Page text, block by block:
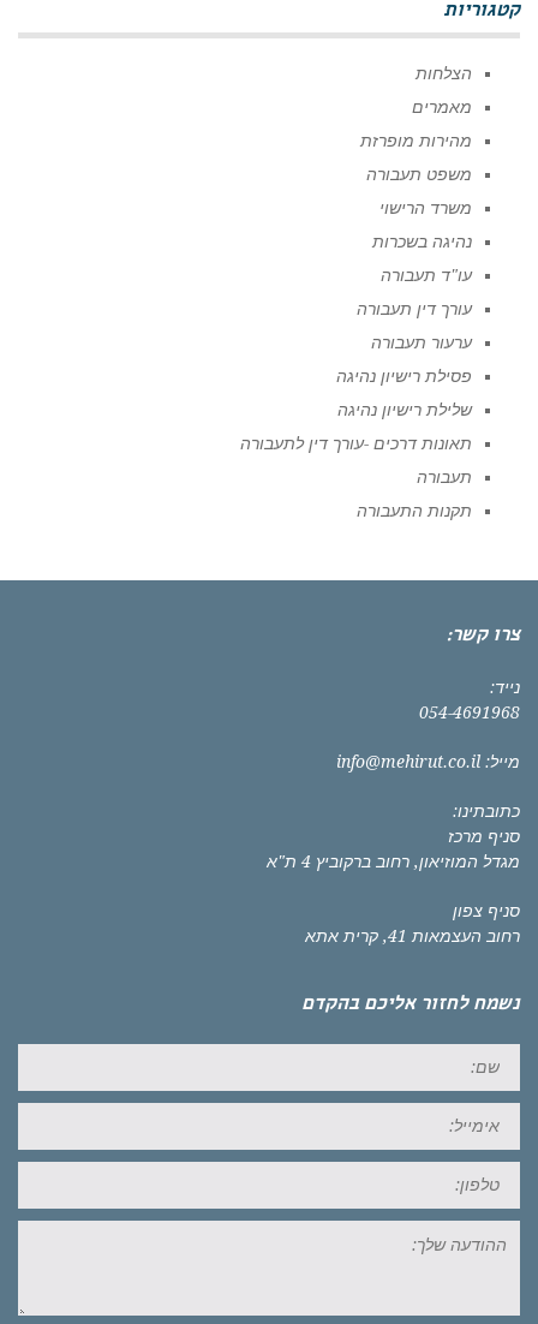
קטגוריות
הצלחות
מאמרים
מהירות מופרזת
משפט תעבורה
משרד הרישוי
נהיגה בשכרות
עו"ד תעבורה
עורך דין תעבורה
ערעור תעבורה
פסילת רישיון נהיגה
שלילת רישיון נהיגה
תאונות דרכים -עורך דין לתעבורה
תעבורה
תקנות התעבורה
צרו קשר:
נייד:
054-4691968
מייל: info@mehirut.co.il
כתובתינו:
סניף מרכז
מגדל המוזיאון, רחוב ברקוביץ 4 ת"א
סניף צפון
רחוב העצמאות 41, קרית אתא
נשמח לחזור אליכם בהקדם
שלך: